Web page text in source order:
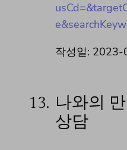
작성일:
13. 나와의
상담